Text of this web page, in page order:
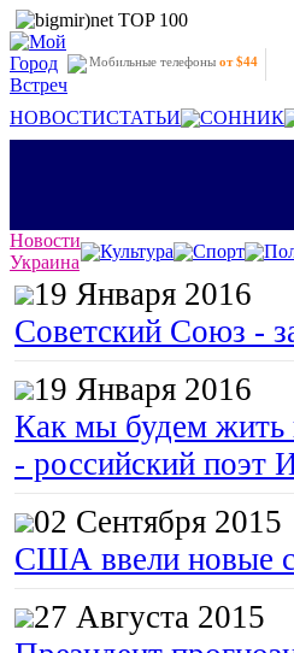
Мобильные телефоны от $44
НОВОСТИСТАТЬИ СОННИК
Новости
Украина
Культура Спорт
19 Января 2016
Советский Союз -
19 Января 2016
Как мы будем жить
- российский поэт
02 Сентября 2015
США ввели новые
27 Августа 2015